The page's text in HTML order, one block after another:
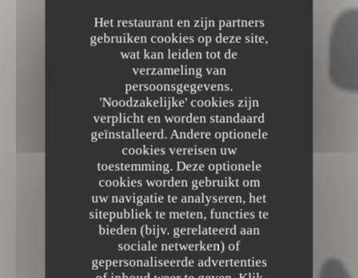
Het restaurant en zijn partners
gebruiken cookies op deze site,
wat kan leiden tot de
verzameling van
persoonsgegevens.
'Noodzakelijke' cookies zijn
verplicht en worden standaard
geïnstalleerd. Andere optionele
cookies vereisen uw
toestemming. Deze optionele
cookies worden gebruikt om
uw navigatie te analyseren, het
sitepubliek te meten, functies te
bieden (bijv. gerelateerd aan
sociale netwerken) of
gepersonaliseerde advertenties
WIJN BISTROT • LAMORLAYE